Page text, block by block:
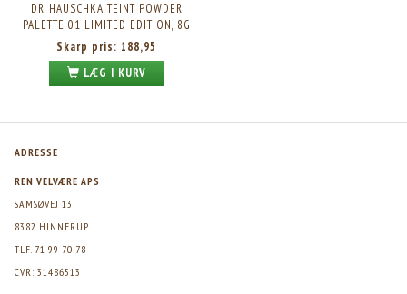
DR. HAUSCHKA TEINT POWDER
PALETTE 01 LIMITED EDITION, 8G
Skarp pris: 188,95
LÆG I KURV
ADRESSE
REN VELVÆRE APS
SAMSØVEJ 13
8382 HINNERUP
TLF. 71 99 70 78
CVR: 31486513